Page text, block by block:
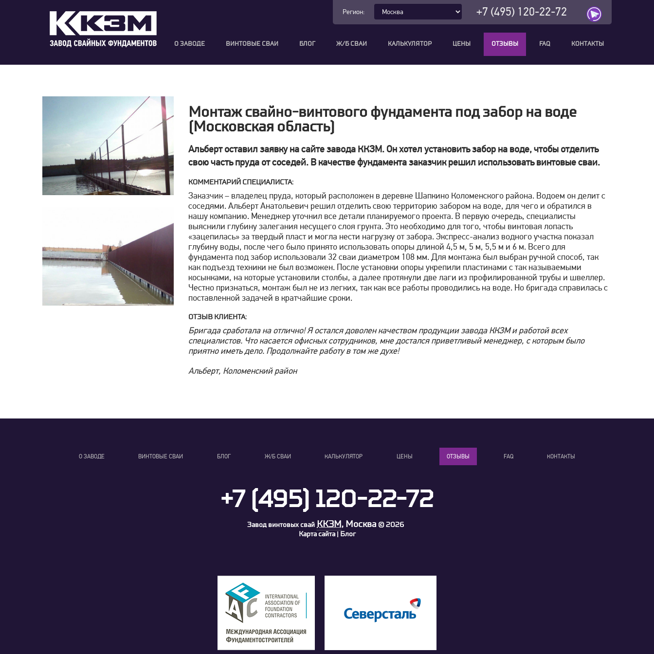
+7 (495) 120-22-72
Регион:
О ЗАВОДЕ ВИНТОВЫЕ СВАИ БЛОГ Ж/Б СВАИ КАЛЬКУЛЯТОР ЦЕНЫ ОТЗЫВЫ FAQ КОНТАКТЫ
Монтаж свайно-винтового фундамента под забор на воде
(Московская область)
Альберт оставил заявку на сайте завода ККЗМ. Он хотел установить забор на воде, чтобы отделить
свою часть пруда от соседей. В качестве фундамента заказчик решил использовать винтовые сваи.
КОММЕНТАРИЙ СПЕЦИАЛИСТА:
Заказчик – владелец пруда, который расположен в деревне Шапкино Коломенского района. Водоем он делит с
соседями. Альберт Анатольевич решил отделить свою территорию забором на воде, для чего и обратился в
нашу компанию. Менеджер уточнил все детали планируемого проекта. В первую очередь, специалисты
выяснили глубину залегания несущего слоя грунта. Это необходимо для того, чтобы винтовая лопасть
«зацепилась» за твердый пласт и могла нести нагрузку от забора. Экспресс-анализ водного участка показал
глубину воды, после чего было принято использовать опоры длиной 4,5 м, 5 м, 5,5 м и 6 м. Всего для
фундамента под забор использовали 32 сваи диаметром 108 мм. Для монтажа был выбран ручной способ, так
как подъезд техники не был возможен. После установки опоры укрепили пластинами с так называемыми
косынками, на которые установили столбы, а далее протянули две лаги из профилированной трубы и швеллер.
Честно признаться, монтаж был не из легких, так как все работы проводились на воде. Но бригада справилась с
поставленной задачей в кратчайшие сроки.
ОТЗЫВ КЛИЕНТА:
Бригада сработала на отлично! Я остался доволен качеством продукции завода ККЗМ и работой всех
специалистов. Что касается офисных сотрудников, мне достался приветливый менеджер, с которым было
приятно иметь дело. Продолжайте работу в том же духе!
Альберт, Коломенский район
О ЗАВОДЕ ВИНТОВЫЕ СВАИ БЛОГ Ж/Б СВАИ КАЛЬКУЛЯТОР ЦЕНЫ ОТЗЫВЫ FAQ КОНТАКТЫ
+7 (495) 120-22-72
Завод винтовых свай ККЗМ, Москва ©2026
Карта сайта| Блог